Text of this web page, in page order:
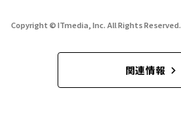
Copyright © ITmedia, Inc. All Rights Reserved.
関連情報